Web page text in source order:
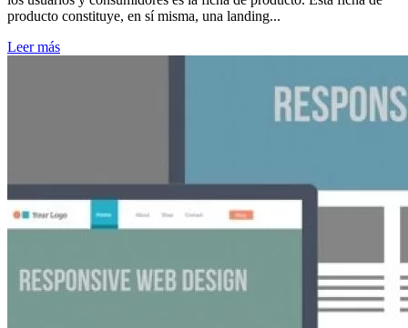
producto constituye, en sí misma, una landing...
Leer más